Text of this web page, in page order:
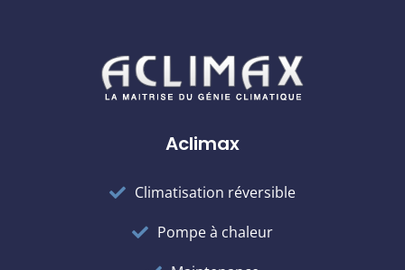
Aclimax
Climatisation réversible
Pompe à chaleur